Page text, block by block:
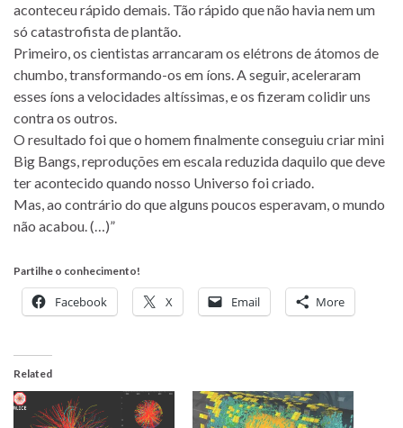
aconteceu rápido demais. Tão rápido que não havia nem um
só catastrofista de plantão.
Primeiro, os cientistas arrancaram os elétrons de átomos de
chumbo, transformando-os em íons. A seguir, aceleraram
esses íons a velocidades altíssimas, e os fizeram colidir uns
contra os outros.
O resultado foi que o homem finalmente conseguiu criar mini
Big Bangs, reproduções em escala reduzida daquilo que deve
ter acontecido quando nosso Universo foi criado.
Mas, ao contrário do que alguns poucos esperavam, o mundo
não acabou. (…)”
Partilhe o conhecimento!
Facebook X Email More
Related